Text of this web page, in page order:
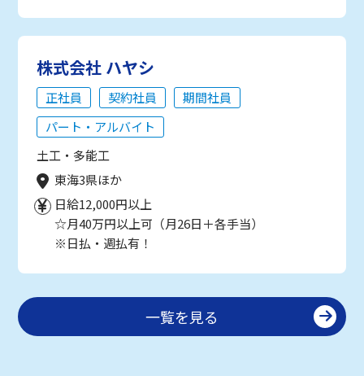
株式会社 ハヤシ
正社員 契約社員
期間社員
パート・アルバイト
土工・多能工
東海3県ほか
日給12,000円以上
☆月40万円以上可（月26日＋各手当）
※日払・週払有！
一覧を見る